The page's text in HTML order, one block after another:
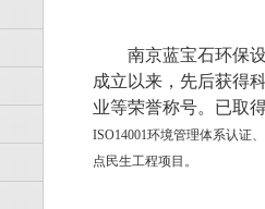
南京蓝宝石环保
成立以来，先后获得
业等荣誉称号。已取
ISO14001环境管理体系认证
点民生工程项目。